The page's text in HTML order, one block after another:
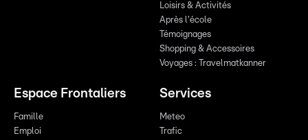
Loisirs & Activités
Après l'école
Témoignages
Shopping & Accessoires
Voyages : Travelmatkanner
Espace Frontaliers
Famille
Emploi
Services
Meteo
Trafic